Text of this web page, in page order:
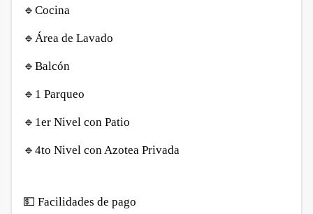
🔹 Cocina
🔹 Área de Lavado
🔹 Balcón
🔹 1 Parqueo
🔹 1er Nivel con Patio
🔹 4to Nivel con Azotea Privada
💵 Facilidades de pago